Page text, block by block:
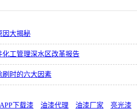
因大揭秘
化工管理深水区改革报告
刷时的六大因素
下载漆 油漆代理 油漆厂家
亮光漆